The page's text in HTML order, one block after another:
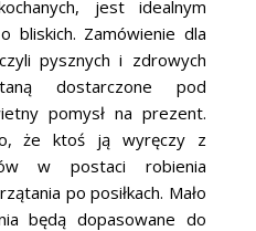
jest idealnym
bliskich. Zamówienie dla
pysznych i zdrowych
dostarczone pod
pomysł na prezent.
że ktoś ją wyręczy z
w postaci robienia
po posiłkach. Mało
będą dopasowane do